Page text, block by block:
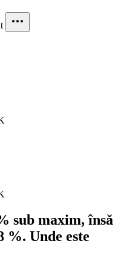
sub maxim, însă
%. Unde este